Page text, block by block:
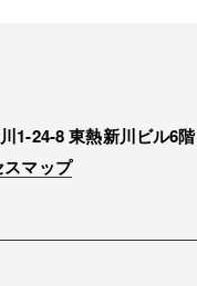
1-24-8 東熱新川ビル6階
マップ